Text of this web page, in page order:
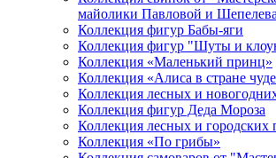
майолики Павловой и
Коллекция фигур Бабы-яги
Коллекция фигур "Шуты и
Коллекция «Маленький принц»
Коллекция «Алиса в стране
Коллекция лесных и
Коллекция фигур Деда Мороза
Коллекция лесных и городских
Коллекция «По грибы»